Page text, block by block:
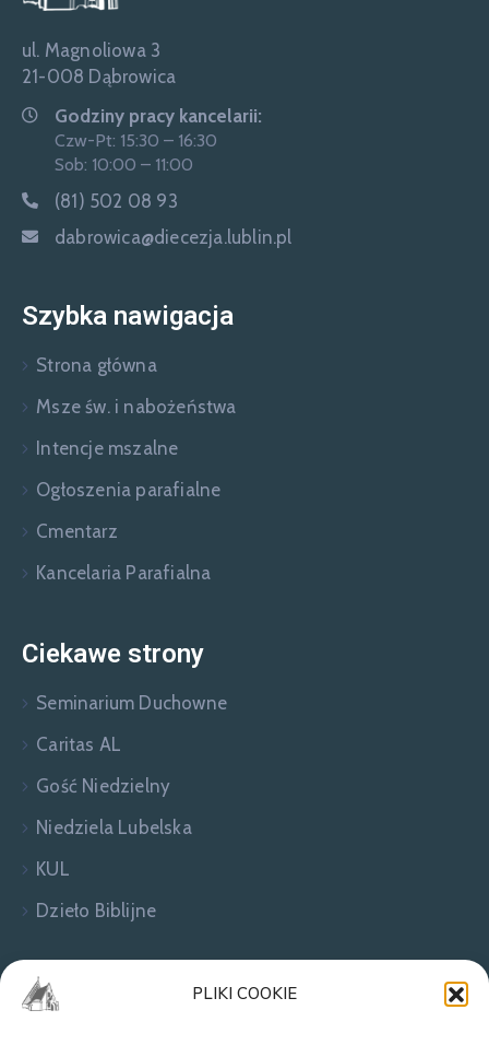
PLIKI COOKIE
ul. Magnoliowa 3
21-008 Dąbrowica
Godziny pracy kancelarii:
Czw-Pt: 15:30 – 16:30
Sob: 10:00 – 11:00
(81) 502 08 93
dabrowica@diecezja.lublin.pl
Szybka nawigacja
Strona główna
Msze św. i nabożeństwa
Intencje mszalne
Ogłoszenia parafialne
Cmentarz
Kancelaria Parafialna
Ciekawe strony
Seminarium Duchowne
Caritas AL
Gość Niedzielny
Niedziela Lubelska
KUL
Dzieło Biblijne
Zapraszamy do kontaktu!